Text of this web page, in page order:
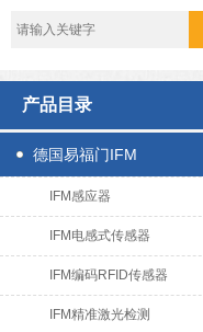
产品目录
德国易福门IFM
IFM感应器
IFM电感式传感器
IFM编码RFID传感器
IFM精准激光检测